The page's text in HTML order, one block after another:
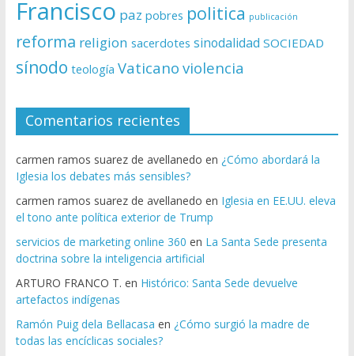
Francisco paz pobres politica publicación
reforma religion sacerdotes sinodalidad SOCIEDAD
sínodo teología Vaticano violencia
Comentarios recientes
carmen ramos suarez de avellanedo en ¿Cómo abordará la
Iglesia los debates más sensibles?
carmen ramos suarez de avellanedo en Iglesia en EE.UU. eleva
el tono ante política exterior de Trump
servicios de marketing online 360 en La Santa Sede presenta
doctrina sobre la inteligencia artificial
ARTURO FRANCO T. en Histórico: Santa Sede devuelve
artefactos indígenas
Ramón Puig dela Bellacasa en ¿Cómo surgió la madre de
todas las encíclicas sociales?